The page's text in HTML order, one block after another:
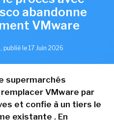
abandonne
VMware
, publié le 17 Juin 2026
supermarchés
VMware par
et confie à un tiers le
existante . En